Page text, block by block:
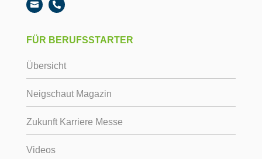
 
FÜR BERUFSSTARTER
Übersicht
Neigschaut Magazin
Zukunft Karriere Messe
Videos